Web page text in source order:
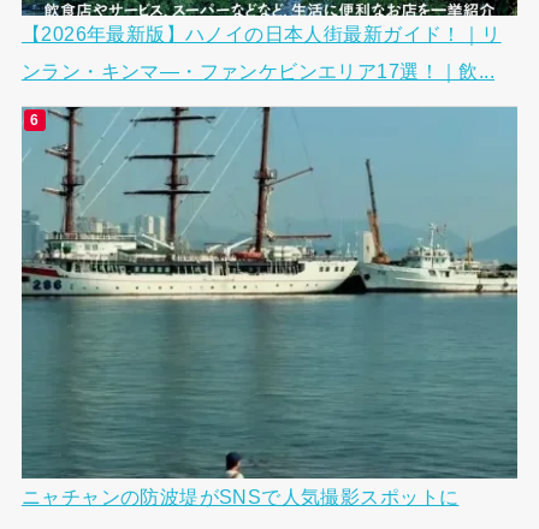
【2026年最新版】ハノイの日本人街最新ガイド！｜リ
ンラン・キンマ―・ファンケビンエリア17選！｜飲...
ニャチャンの防波堤がSNSで人気撮影スポットに